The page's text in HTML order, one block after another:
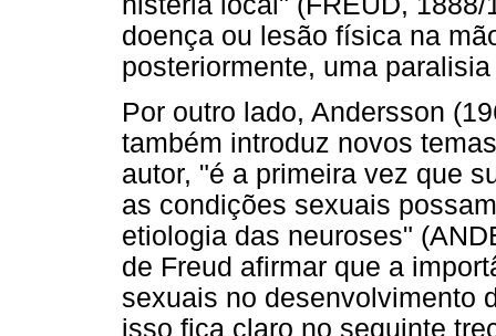
doença ou lesão física na
posteriormente, uma
Por outro lado, Andersson
também introduz novos
autor, "é a primeira vez que
as condições sexuais
etiologia das neuroses"
de Freud afirmar que a
sexuais no desenvolvimento
isso fica claro no seguinte